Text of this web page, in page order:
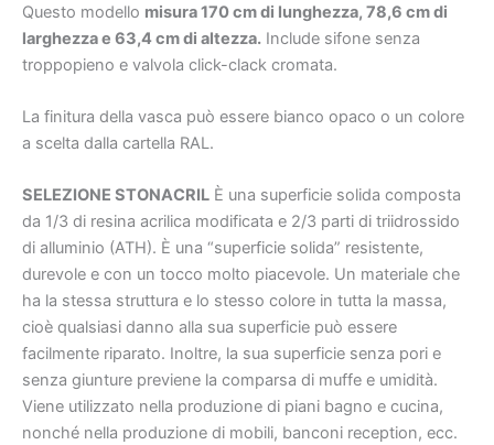
Questo modello misura 170 cm di lunghezza, 78,6 cm di
larghezza e 63,4 cm di altezza. Include sifone senza
troppopieno e valvola click-clack cromata.
La finitura della vasca può essere bianco opaco o un colore
a scelta dalla cartella RAL.
SELEZIONE STONACRIL È una superficie solida composta
da 1/3 di resina acrilica modificata e 2/3 parti di triidrossido
di alluminio (ATH). È una “superficie solida” resistente,
durevole e con un tocco molto piacevole. Un materiale che
ha la stessa struttura e lo stesso colore in tutta la massa,
cioè qualsiasi danno alla sua superficie può essere
facilmente riparato. Inoltre, la sua superficie senza pori e
senza giunture previene la comparsa di muffe e umidità.
Viene utilizzato nella produzione di piani bagno e cucina,
nonché nella produzione di mobili, banconi reception, ecc.